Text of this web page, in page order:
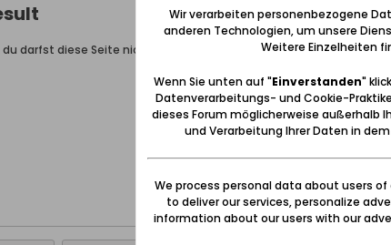
darfst diese Seite nicht aufrufen.
Wir verarbeiten personenbezogene
anderen Technologien, um unsere
Weitere Einzelheiten
Wenn Sie unten auf "Einverstanden"
Datenverarbeitungs- und Cookie-
dieses Forum möglicherweise außerhalb
und Verarbeitung Ihrer Daten in
We process personal data about users
to deliver our services, personalize
information about our users with our